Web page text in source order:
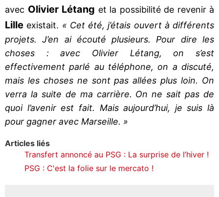
avec Olivier Létang et la possibilité de revenir à
Lille existait. « Cet été, j’étais ouvert à différents
projets. J’en ai écouté plusieurs. Pour dire les
choses : avec Olivier Létang, on s’est
effectivement parlé au téléphone, on a discuté,
mais les choses ne sont pas allées plus loin. On
verra la suite de ma carrière. On ne sait pas de
quoi l’avenir est fait. Mais aujourd’hui, je suis là
pour gagner avec Marseille. »
Articles liés
Transfert annoncé au PSG : La surprise de l’hiver !
PSG : C'est la folie sur le mercato !